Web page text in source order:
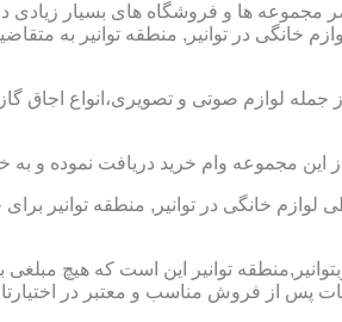
مجموعه ها و فروشگاه های بسیار
در توانیر, منطقه توانیر به
جمله لوازم صوتی و تصویری،انواع
این مجموعه وام خرید دریافت نموده و
خانگی در توانیر, منطقه توانیر
توانیر این است که هیچ
پس از فروش مناسب و معتبر در